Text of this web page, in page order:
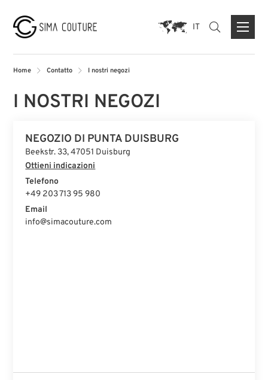
CHI SIAMO
MARCHE
PREMERE
FORMULAIRE DE CONTACT
NEGOZIO DI PUNTA DUISBURG
IT
Home Contatto I nostri negozi
I NOSTRI NEGOZI
NEGOZIO DI PUNTA DUISBURG
Beekstr. 33, 47051 Duisburg
Ottieni indicazioni
Telefono
+49 203 713 95 980
Email
info@simacouture.com